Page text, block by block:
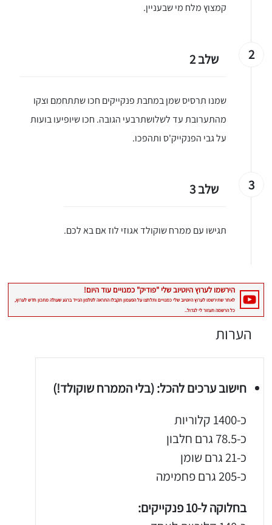
הכנתם מתכון שלי? חפשו "Shahar_Hen_Hayokra" באינסטגרם עקבו אחריי עוד היום ותעלו את המתכון שהכנתם לסטורי ואני
קמצוץ מלח מי שבעניין.
2 שלב 2
שמנו תרסיס שמן במחבת פנקייקים חכו שתתחמם וצקו
מהתערובת עד לשלושתרבעי הגובה. חכו שיופיעו בועות
על גבי הפנקייק'ס ותהפכו.
3 שלב 3
תגישו עם ממרח שוקולד אגוזי לוז אם בא לכם.
הערות
חישוב ערכים להכל: (בלי הממרח שוקולד!)
כ-1400 קלוריות
כ-78.5 גרם חלבון
כ-21 גרם שומן
כ-205 גרם פחמימה
בחלוקה ל-10 פנקייקים: